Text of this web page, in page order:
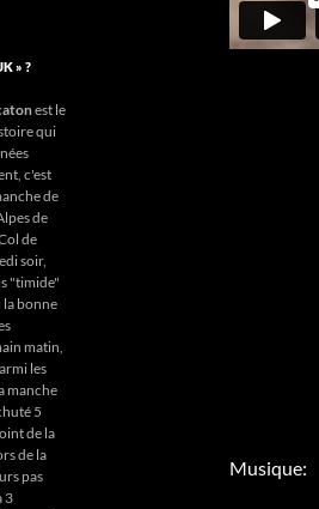
Musique:
» ?
est le
qui
c'est
de
de
de
soir,
"timide"
la bonne
matin,
les
manche
5
de la
de la
pas
3